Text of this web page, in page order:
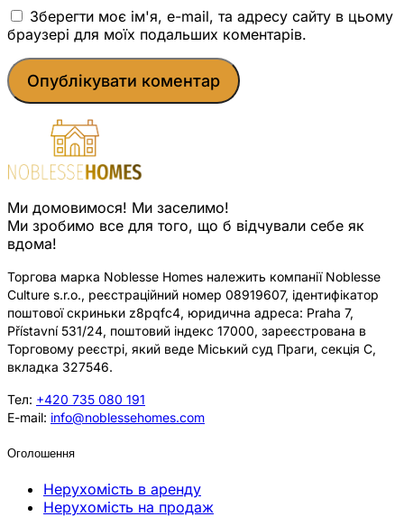
Зберегти моє ім'я, e-mail, та адресу сайту в цьому
браузері для моїх подальших коментарів.
Ми домовимося! Ми заселимо!
Ми зробимо все для того, що б відчували себе як
вдома!
Торгова марка Noblesse Homes належить компанії Noblesse
Culture s.r.o., реєстраційний номер 08919607, ідентифікатор
поштової скриньки z8pqfc4, юридична адреса: Praha 7,
Přístavní 531/24, поштовий індекс 17000, зареєстрована в
Торговому реєстрі, який веде Міський суд Праги, секція C,
вкладка 327546.
Тел: +420 735 080 191
E-mail: info@noblessehomes.com
Оголошення
Нерухомість в аренду
Нерухомість на продаж